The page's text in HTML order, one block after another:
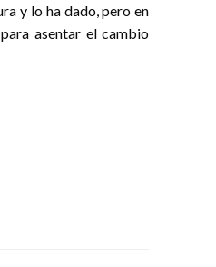
y lo ha dado, pero en
asentar el cambio